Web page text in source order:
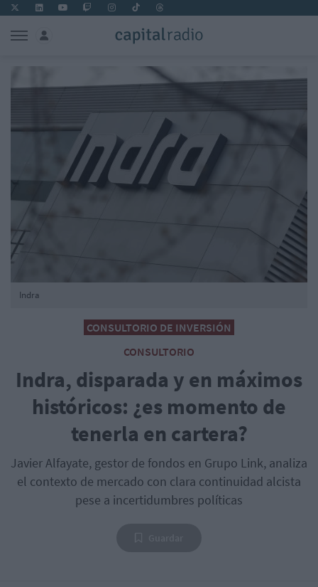
CONSULTORIO DE INVERSIÓN
CONSULTORIO
Indra, disparada y en máximos
históricos: ¿es momento de
tenerla en cartera?
Javier Alfayate, gestor de fondos en Grupo Link, analiza
el contexto de mercado con clara continuidad alcista
pese a incertidumbres políticas
Indra